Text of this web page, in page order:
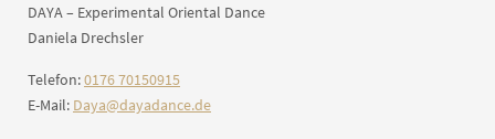
DAYA – Experimental Oriental Dance
Daniela Drechsler
Telefon:0176 70150915
E-Mail: Daya@dayadance.de